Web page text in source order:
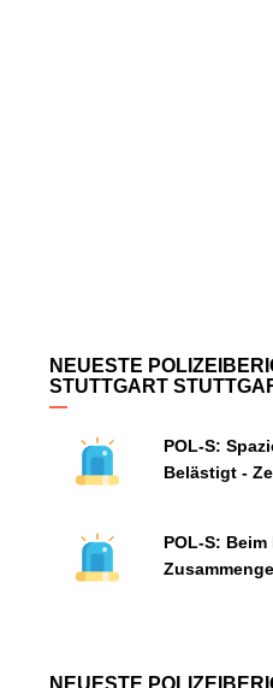
NEUESTE
STUTTGART
POL-S:
Belästigt -
POL-S:
NEUESTE